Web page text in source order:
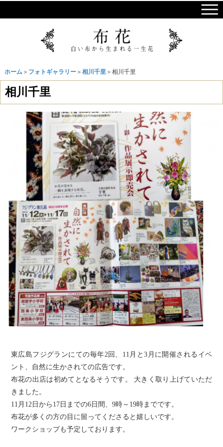
ホーム＞ フォトギャラリー＞ 相川千里＞相川千里
相川千里
東広島フジグランにての毎年2回、11月と3月に開催されるイベ
ント、自然に生かされての広告です。
布花の出店は初めてとなるそうです。 大きく取り上げていただ
きました。
11月12日から17日までの6日間、9時～19時までです。
布花が多くの方の目に留ってくださると嬉しいです。
ワークショップも予定しております。